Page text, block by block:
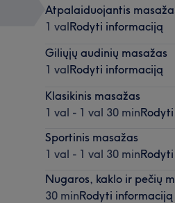
Atpalaiduojantis
1 valRodyti informaciją
Giliųjų audinių masažas
1 valRodyti informaciją
Klasikinis masažas
1 val - 1 val 30 min
Sportinis masažas
1 val - 1 val 30 min
Nugaros, kaklo ir pečių
30 minRodyti informaciją